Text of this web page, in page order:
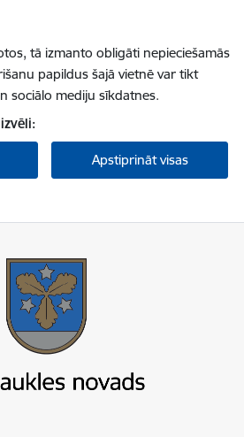
tā izmanto obligāti nepieciešamās
papildus šajā vietnē var tikt
sociālo mediju sīkdatnes.
Apstiprināt visas